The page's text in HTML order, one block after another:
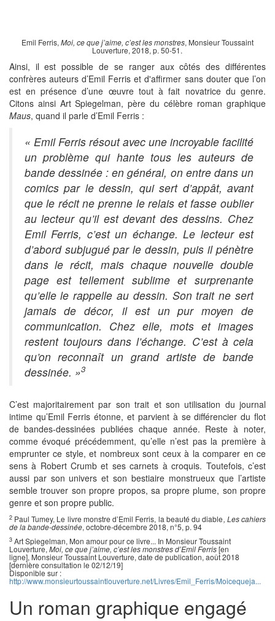
Emil Ferris, Moi, ce que j’aime, c’est les monstres, Monsieur Toussaint
Louverture, 2018, p. 50-51.
Ainsi, il est possible de se ranger aux côtés des différentes
confrères auteurs d’Emil Ferris et d'affirmer sans douter que l’on
est en présence d’une œuvre tout à fait novatrice du genre.
Citons ainsi Art Spiegelman, père du célèbre roman graphique
Maus, quand il parle d’Emil Ferris :
« Emil Ferris résout avec une incroyable facilité
un problème qui hante tous les auteurs de
bande dessinée : en général, on entre dans un
comics par le dessin, qui sert d’appât, avant
que le récit ne prenne le relais et fasse oublier
au lecteur qu’il est devant des dessins. Chez
Emil Ferris, c’est un échange. Le lecteur est
d’abord subjugué par le dessin, puis il pénètre
dans le récit, mais chaque nouvelle double
page est tellement sublime et surprenante
qu’elle le rappelle au dessin. Son trait ne sert
jamais de décor, il est un pur moyen de
communication. Chez elle, mots et images
restent toujours dans l’échange. C’est à cela
qu’on reconnaît un grand artiste de bande
dessinée. »3
C’est majoritairement par son trait et son utilisation du journal
intime qu’Emil Ferris étonne, et parvient à se différencier du flot
de bandes-dessinées publiées chaque année. Reste à noter,
comme évoqué précédemment, qu’elle n’est pas la première à
emprunter ce style, et nombreux sont ceux à la comparer en ce
sens à Robert Crumb et ses carnets à croquis. Toutefois, c’est
aussi par son univers et son bestiaire monstrueux que l’artiste
semble trouver son propre propos, sa propre plume, son propre
genre et son propre public.
2Paul Tumey, Le livre monstre d’Emil Ferris, la beauté du diable, Les cahiers
de la bande-dessinée, octobre-décembre 2018, n°5, p. 94
3 Art Spiegelman, Mon amour pour ce livre... In Monsieur Toussaint
Louverture, Moi, ce que j’aime, c’est les monstres d’Emil Ferris[en
ligne], Monsieur Toussaint Louverture, date de publication, août 2018
[dernière consultation le 02/12/19]
Disponible sur :
http://www.monsieurtoussaintlouverture.net/Livres/Emil_Ferris/Moicequeja...
Un roman graphique engagé